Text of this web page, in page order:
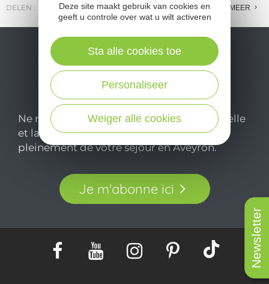
Newsletter
DELEN : E-MAIL MESSENGER FACEBOOK MEER
Ne manquez pas notre newsletter mensuelle
et laissez-vous inspirer pour profiter
pleinement de votre séjour en Aveyron.
Je m'abonne ici
Deze site maakt gebruik van cookies en
geeft u controle over wat u wilt activeren
Weiger alle cookies
Personaliseer
Sta alle cookies toe